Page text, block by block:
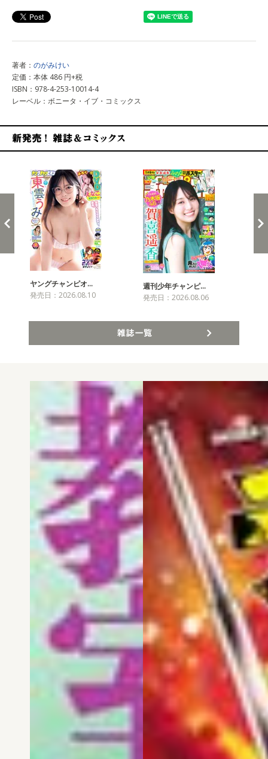
著者： のがみけい
定価：本体 486 円+税
ISBN：978-4-253-10014-4
レーベル：ボニータ・イブ・コミックス
ヤングチャンピオ…
発売日：2026.08.10
週刊少年チャンピ…
発売日：2026.08.06